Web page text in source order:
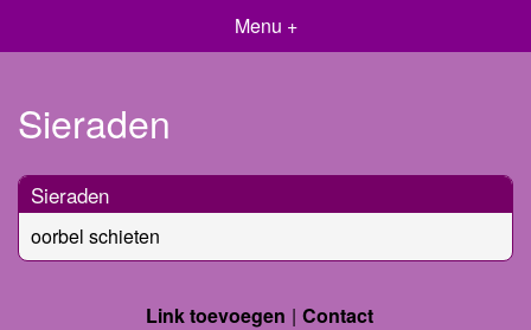
Menu +
Sieraden
Sieraden
oorbel schieten
Link toevoegen Contact